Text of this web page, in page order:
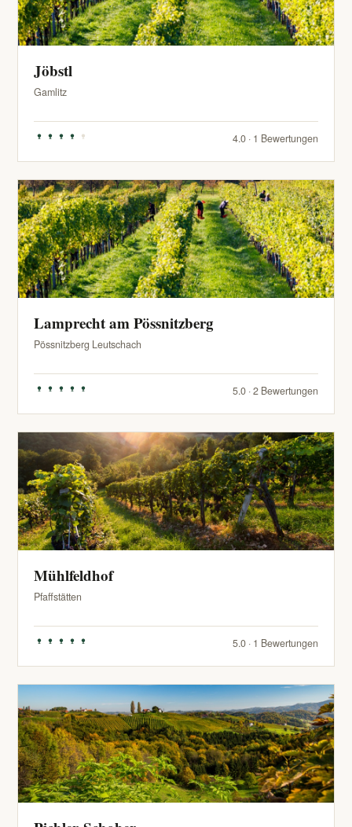
Jöbstl
Gamlitz
4.0 · 1 Bewertungen
Lamprecht am Pössnitzberg
Pössnitzberg Leutschach
5.0 · 2 Bewertungen
Mühlfeldhof
Pfaffstätten
5.0 · 1 Bewertungen